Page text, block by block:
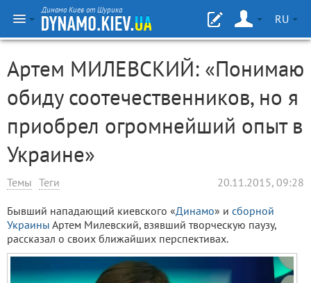
Динамо Киев от Шурика
RU
Артем МИЛЕВСКИЙ: «Понимаю
обиду соотечественников, но я
приобрел огромнейший опыт в
Украине»
Темы Теги 20.11.2015, 09:28
Бывший нападающий киевского «Динамо» и сборной
Украины Артем Милевский, взявший творческую паузу,
рассказал о своих ближайших перспективах.